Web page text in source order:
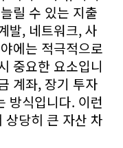
릴 수 있는 지출
발, 네트워크, 사
에는 적극적으로
중요한 요소입니
계좌, 장기 투자
방식입니다. 이런
상당히 큰 자산 차